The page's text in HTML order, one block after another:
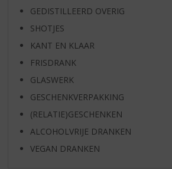
GEDISTILLEERD OVERIG
SHOTJES
KANT EN KLAAR
FRISDRANK
GLASWERK
GESCHENKVERPAKKING
(RELATIE)GESCHENKEN
ALCOHOLVRIJE DRANKEN
VEGAN DRANKEN